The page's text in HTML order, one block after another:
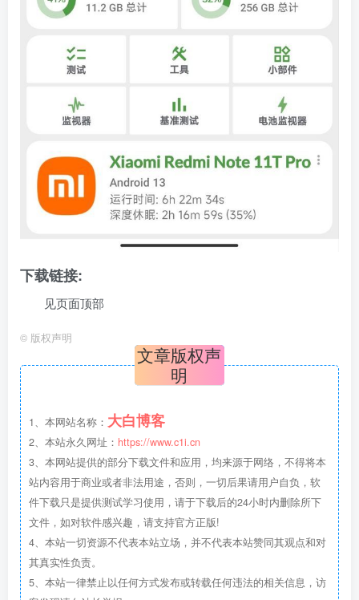
下载链接:
见页面顶部
© 版权声明
文章版权声
明
1、本网站名称： 大白博客
2、本站永久网址： https://www.c1i.cn
3、本网站提供的部分下载文件和应用，均来源于网络，不得将本
站内容用于商业或者非法用途，否则，一切后果请用户自负，软
件下载只是提供测试学习使用，请于下载后的24小时内删除所下
文件，如对软件感兴趣，请支持官方正版!
4、本站一切资源不代表本站立场，并不代表本站赞同其观点和对
其真实性负责。
5、本站一律禁止以任何方式发布或转载任何违法的相关信息，访